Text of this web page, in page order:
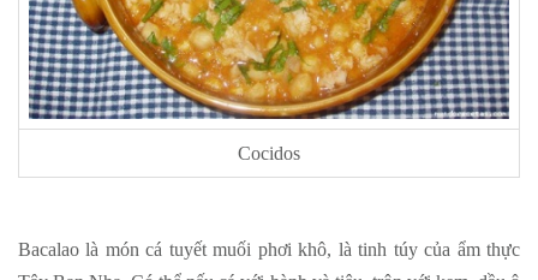
Cocidos
Bacalao là món cá tuyết muối phơi khô, là tinh túy của ẩm thực